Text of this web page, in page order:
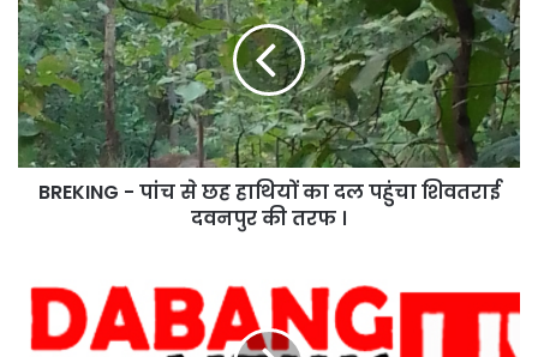
पांच
से
छह
हाथियों
का
दल
पहुंचा
शिवतराई
BREKING - पांच से छह हाथियों का दल पहुंचा शिवतराई
दवनपुर की तरफ ।
EDUCATION-
दबंग
न्यूज